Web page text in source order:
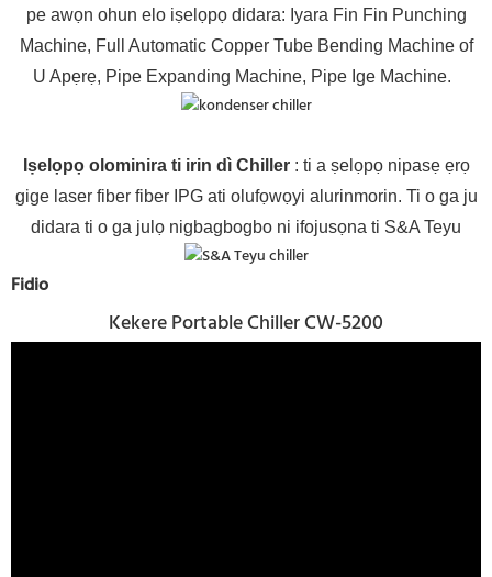
pe awọn ohun elo iṣelọpọ didara: Iyara Fin Fin Punching
Machine, Full Automatic Copper Tube Bending Machine of
U Apẹrẹ, Pipe Expanding Machine, Pipe Ige Machine.
Iṣelọpọ olominira ti irin dì Chiller: ti a ṣelọpọ nipasẹ ẹrọ
gige laser fiber fiber IPG ati olufọwọyi alurinmorin. Ti o ga ju
didara ti o ga julọ nigbagbogbo ni ifojusọna ti S&A Teyu
Fidio
Kekere Portable Chiller CW-5200